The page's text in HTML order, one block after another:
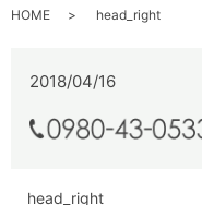
HOME head_right
2018/04/16
head_right